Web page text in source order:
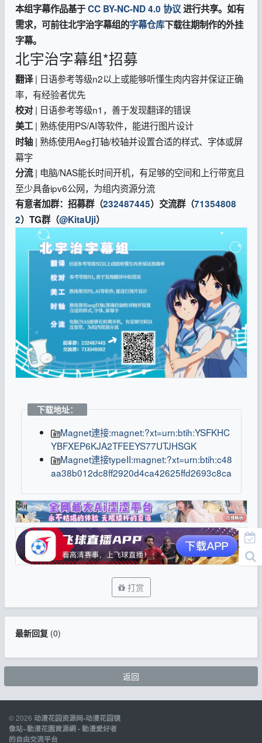
本组字幕作品基于CC BY-NC-ND 4.0 协议进行共享。如有
需求，可前往北宇治字幕组的字幕仓库下载往期制作的外挂
字幕。
北宇治字幕组*招募
翻译| 日语参考等级n2以上或能够听懂生肉内容并保证正确
率，有经验者优先
校对| 日语参考等级n1，善于发现翻译的错误
美工| 熟练使用PS/AI等软件，能进行图片设计
时轴| 熟练使用Aeg打轴/校轴并设置合适的样式、字体或屏
幕字
分流| 电脑/NAS能长时间开机，有足够的空间和上行带宽且
至少具备ipv6公网，为组内资源分流
有意者加群：招募群（232487445）交流群（71354808
2）TG群（@KitaUji）
下载地址：
Magnet連接:magnet:?xt=urn:btih:YSFKHC
YBFXEP6KJA2TFEEYS77UTJHSGK
Magnet連接typeII:magnet:?xt=urn:btih:c48
aa38b012dc8ff2920d4ca42625ffd2693c8ca
打赏
最新回复(0)
返回
© 2026 动漫花园资源网-动漫花园镜
像站~動漫花園資源網 - 動漫愛好者
的自由交流平台